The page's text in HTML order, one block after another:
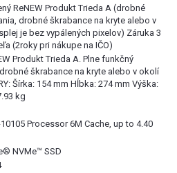
ReNEW Produkt Trieda A (drobné
drobné škrabance na kryte alebo v
je bez vypálených pixelov) Záruka 3
(2roky pri nákupe na IČO)
Produkt Trieda A. Plne funkčný
škrabance na kryte alebo v okolí
Šírka: 154 mm Hĺbka: 274 mm Výška:
kg
Processor 6M Cache, up to 4.40
NVMe™ SSD